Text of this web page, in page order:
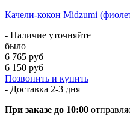
Качели-кокон Midzumi
- Наличие уточняйте
было
6 765 руб
6 150 руб
Позвонить и купить
- Доставка 2-3 дня
При заказе до 10:00